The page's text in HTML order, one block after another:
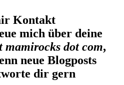
Kontakt
mich über deine
mamirocks dot com,
neue Blogposts
dir gern